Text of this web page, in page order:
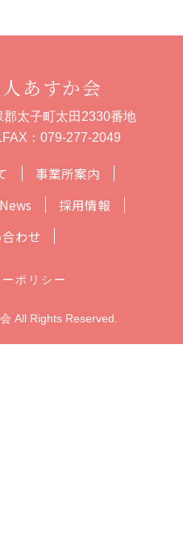
事業所案内
News
採用情報
わせ
あすか会
太子町太田2330番地
FAX：079-277-2049
ポリシー
All Rights Reserved.